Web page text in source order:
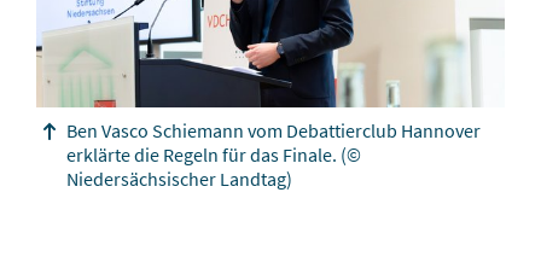
Ben Vasco Schiemann vom Debattierclub Hannover
erklärte die Regeln für das Finale. (©
Niedersächsischer Landtag)